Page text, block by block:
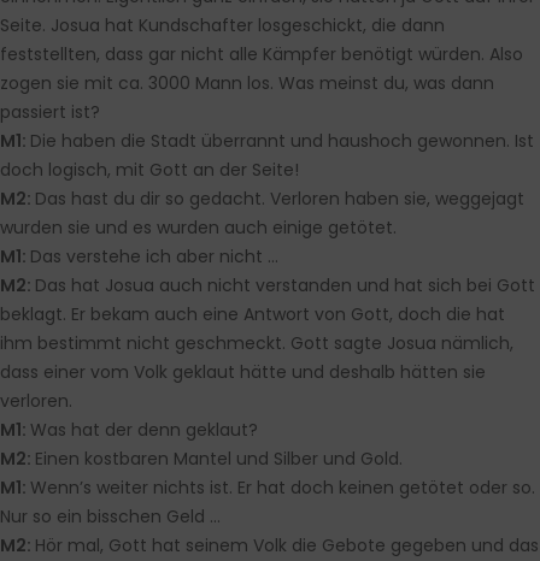
Seite. Josua hat Kundschafter losgeschickt, die dann
feststellten, dass gar nicht alle Kämpfer benötigt würden. Also
zogen sie mit ca. 3000 Mann los. Was meinst du, was dann
passiert ist?
M1: Die haben die Stadt überrannt und haushoch gewonnen. Ist
doch logisch, mit Gott an der Seite!
M2: Das hast du dir so gedacht. Verloren haben sie, weggejagt
wurden sie und es wurden auch einige getötet.
M1: Das verstehe ich aber nicht …
M2: Das hat Josua auch nicht verstanden und hat sich bei Gott
beklagt. Er bekam auch eine Antwort von Gott, doch die hat
ihm bestimmt nicht geschmeckt. Gott sagte Josua nämlich,
dass einer vom Volk geklaut hätte und deshalb hätten sie
verloren.
M1: Was hat der denn geklaut?
M2: Einen kostbaren Mantel und Silber und Gold.
M1: Wenn’s weiter nichts ist. Er hat doch keinen getötet oder so.
Nur so ein bisschen Geld …
M2: Hör mal, Gott hat seinem Volk die Gebote gegeben und das